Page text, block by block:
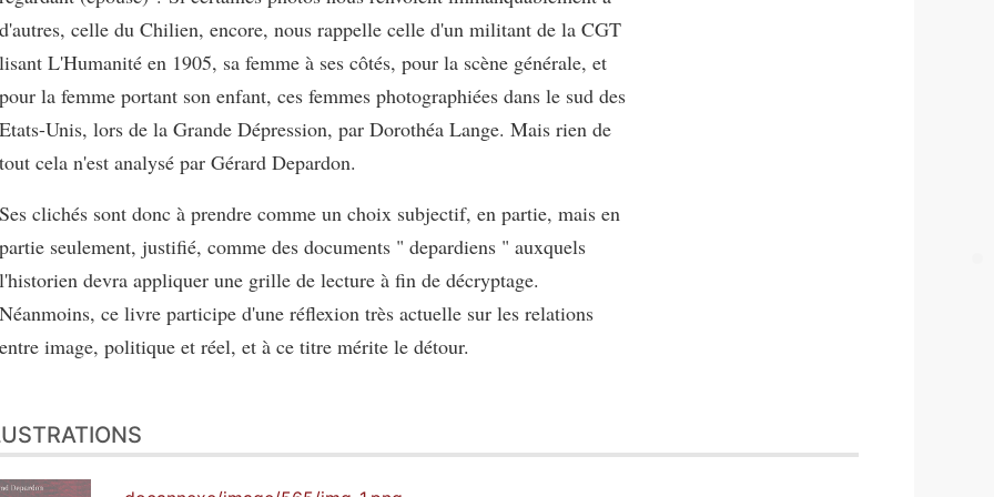
d'autres, celle du Chilien, encore, nous rappelle celle d'un militant de la CGT
lisant L'Humanité en 1905, sa femme à ses côtés, pour la scène générale, et
pour la femme portant son enfant, ces femmes photographiées dans le sud des
Etats-Unis, lors de la Grande Dépression, par Dorothéa Lange. Mais rien de
tout cela n'est analysé par Gérard Depardon.
Ses clichés sont donc à prendre comme un choix subjectif, en partie, mais en
partie seulement, justifié, comme des documents " depardiens " auxquels
l'historien devra appliquer une grille de lecture à fin de décryptage.
Néanmoins, ce livre participe d'une réflexion très actuelle sur les relations
entre image, politique et réel, et à ce titre mérite le détour.